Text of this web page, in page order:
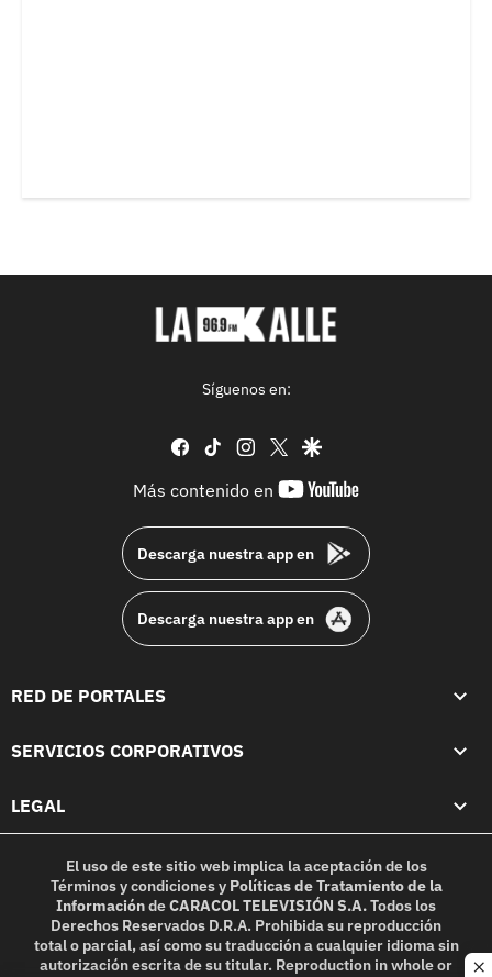
Síguenos en:
facebook
tiktok instagram
twittergoogle
Más contenido en
youtube-
Descarga nuestra app en
Descarga nuestra app en
RED DE PORTALES
SERVICIOS CORPORATIVOS
LEGAL
El uso de este sitio web implica la aceptación de los
Términos y condicionesy Políticas de Tratamiento de la
InformacióndeCARACOL TELEVISIÓN S.A.Todos los
Derechos Reservados D.R.A. Prohibida su reproducción
total o parcial, así como su traducción a cualquier idioma sin
autorización escrita de su titular. Reproduction in whole or